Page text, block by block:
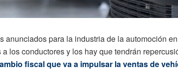
anunciados para la industria de la automoción
los conductores y los hay que tendrán
fiscal que va a impulsar la ventas de